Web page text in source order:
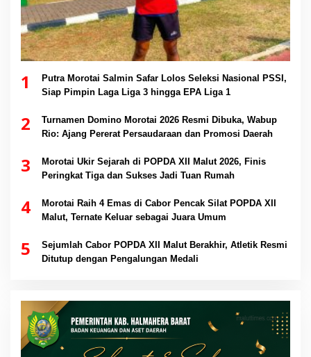
1
Putra Morotai Salmin Safar Lolos Seleksi Nasional PSSI,
Siap Pimpin Laga Liga 3 hingga EPA Liga 1
2
Turnamen Domino Morotai 2026 Resmi Dibuka, Wabup
Rio: Ajang Pererat Persaudaraan dan Promosi Daerah
3
Morotai Ukir Sejarah di POPDA XII Malut 2026, Finis
Peringkat Tiga dan Sukses Jadi Tuan Rumah
4
Morotai Raih 4 Emas di Cabor Pencak Silat POPDA XII
Malut, Ternate Keluar sebagai Juara Umum
5
Sejumlah Cabor POPDA XII Malut Berakhir, Atletik Resmi
Ditutup dengan Pengalungan Medali